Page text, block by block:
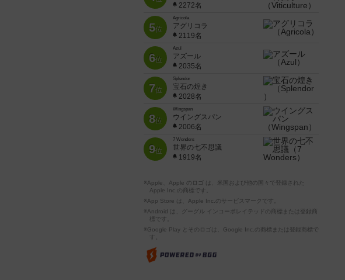
2272名
5位
Agricola
アグリコラ
2119名
6位
Azul
アズール
2035名
7位
Splendor
宝石の煌き
2028名
8位
Wingspan
ウイングスパン
2006名
9位
7 Wonders
世界の七不思議
1919名
※Apple、Apple のロゴ は、米国および他の国々で登録された
Apple Inc.の商標です。
※App Store は、Apple Inc.のサービスマークです。
※Android は、グーグル インコーポレイテッドの商標または登録商
標です。
※Google Play とそのロゴは、Google Inc.の商標または登録商標で
す。